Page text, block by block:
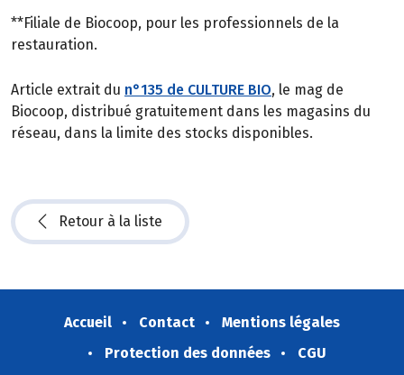
**Filiale de Biocoop, pour les professionnels de la
restauration.
Article extrait du n°135 de CULTURE BIO, le mag de
Biocoop, distribué gratuitement dans les magasins du
réseau, dans la limite des stocks disponibles.
Retour à la liste
Accueil Contact
Mentions légales
Protection des données
CGU